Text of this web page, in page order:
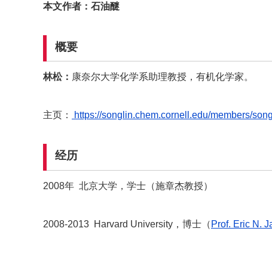
本文作者：石油醚
概要
林松： 康奈尔大学化学系助理教授，有机化学家。
主页： https://songlin.chem.cornell.edu/members/
经历
2008年 北京大学，学士（施章杰教授）
2008-2013 Harvard University，博士（ Prof. Eric N .